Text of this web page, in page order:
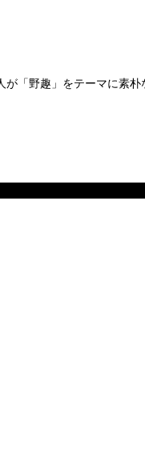
が「野趣」をテーマに素朴